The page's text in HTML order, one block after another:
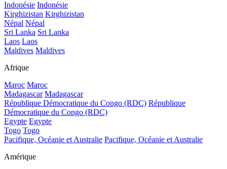
Indonésie Indonésie
Kirghizistan Kirghizistan
Népal Népal
Sri Lanka Sri Lanka
Laos Laos
Maldives Maldives
Afrique
Maroc Maroc
Madagascar Madagascar
République Démocratique du Congo (RDC) République
Démocratique du Congo (RDC)
Egypte Egypte
Togo Togo
Pacifique, Océanie et Australie Pacifique, Océanie et Australie
Amérique